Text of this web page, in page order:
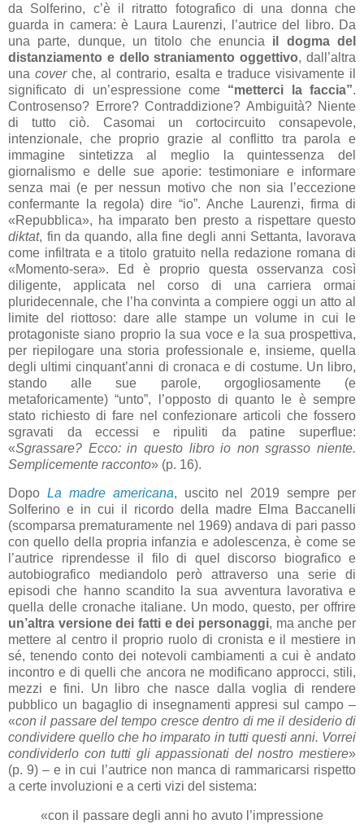
da Solferino, c’è il ritratto fotografico di una donna che
guarda in camera: è Laura Laurenzi, l’autrice del libro. Da
una parte, dunque, un titolo che enuncia il dogma del
distanziamento e dello straniamento oggettivo, dall’altra
una coverche, al contrario, esalta e traduce visivamente il
significato di un’espressione come “metterci la faccia”.
Controsenso? Errore? Contraddizione? Ambiguità? Niente
di tutto ciò. Casomai un cortocircuito consapevole,
intenzionale, che proprio grazie al conflitto tra parola e
immagine sintetizza al meglio la quintessenza del
giornalismo e delle sue aporie: testimoniare e informare
senza mai (e per nessun motivo che non sia l’eccezione
confermante la regola) dire “io”. Anche Laurenzi, firma di
«Repubblica», ha imparato ben presto a rispettare questo
diktat, fin da quando, alla fine degli anni Settanta, lavorava
come infiltrata e a titolo gratuito nella redazione romana di
«Momento-sera». Ed è proprio questa osservanza così
diligente, applicata nel corso di una carriera ormai
pluridecennale, che l’ha convinta a compiere oggi un atto al
limite del riottoso: dare alle stampe un volume in cui le
protagoniste siano proprio la sua voce e la sua prospettiva,
per riepilogare una storia professionale e, insieme, quella
degli ultimi cinquant’anni di cronaca e di costume. Un libro,
stando alle sue parole, orgogliosamente (e
metaforicamente) “unto”, l’opposto di quanto le è sempre
stato richiesto di fare nel confezionare articoli che fossero
sgravati da eccessi e ripuliti da patine superflue:
«Sgrassare? Ecco: in questo libro io non sgrasso niente.
Semplicemente racconto» (p. 16).
Dopo La madre americana, uscito nel 2019 sempre per
Solferino e in cui il ricordo della madre Elma Baccanelli
(scomparsa prematuramente nel 1969) andava di pari passo
con quello della propria infanzia e adolescenza, è come se
l’autrice riprendesse il filo di quel discorso biografico e
autobiografico mediandolo però attraverso una serie di
episodi che hanno scandito la sua avventura lavorativa e
quella delle cronache italiane. Un modo, questo, per offrire
un’altra versione dei fatti e dei personaggi, ma anche per
mettere al centro il proprio ruolo di cronista e il mestiere in
sé, tenendo conto dei notevoli cambiamenti a cui è andato
incontro e di quelli che ancora ne modificano approcci, stili,
mezzi e fini. Un libro che nasce dalla voglia di rendere
pubblico un bagaglio di insegnamenti appresi sul campo –
«con il passare del tempo cresce dentro di me il desiderio di
condividere quello che ho imparato in tutti questi anni. Vorrei
condividerlo con tutti gli appassionati del nostro mestiere»
(p. 9) – e in cui l’autrice non manca di rammaricarsi rispetto
a certe involuzioni e a certi vizi del sistema:
«con il passare degli anni ho avuto l’impressione